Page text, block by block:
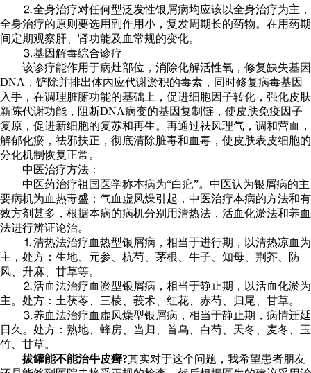
⒉全身治疗对任何型泛发性银屑病均应该以全身治疗为主，
全身治疗的原则要选用副作用小，复发周期长的药物。在用药期
间定期观察肝、肾功能及血常规的变化。
⒊基因解毒综合诊疗
该诊疗能作用于病灶部位，消除化解活性氧，修复缺失基因
DNA，铲除并排出体内应代谢淤积的毒素，同时修复病毒基因
入手，在调理脏腑功能的基础上，促进细胞因子转化，强化皮肤
新陈代谢功能，阻断DNA病变的基因复制链，使皮肤免疫因子
复原，促进新细胞的复苏和再生。再通过祛风理气，调和营血，
解郁化瘀，祛邪扶正，彻底清除脏毒和血毒，使皮肤表皮细胞的
分化机制恢复正常。
中医治疗方法：
中医药治疗祖国医学称本病为“白疕”。中医认为银屑病的主
要病机为血热毒盛；气血虚风燥引起，中医治疗本病的方法和有
效方剂甚多，根据本病的病机分别用清热法，活血化淤法和养血
法进行辨证论治。
⒈清热法治疗血热型银屑病，相当于进行期，以清热凉血为
主，处方：生地、元参、杭芍、茅根、牛子、知母、荆芥、防
风、升麻、甘草等。
⒉活血法治疗血淤型银屑病，相当于静止期，以活血化淤为
主。处方：土茯苓、三棱、莪术、红花、赤芍、归尾、甘草。
⒊养血法治疗血虚风燥型银屑病，相当于静止期，病情迁延
日久。处方：熟地、蜂房、当归、首乌、白芍、天冬、麦冬、玉
竹、甘草。
拔罐能不能治牛皮癣?其实对于这个问题，我希望患者朋友